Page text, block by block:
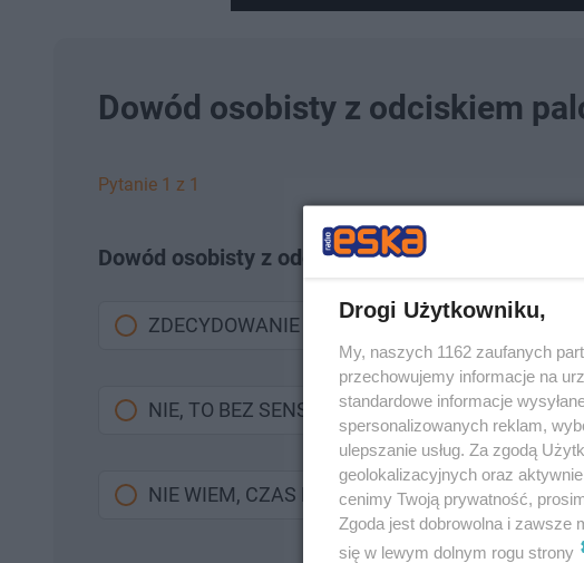
Dowód osobisty z odciskiem
Pytanie 1 z 1
Dowód osobisty z odciskiem palców - dobry
ZDECYDOWANIE TAK! POPRAWI TO
NIE, TO BEZ SENSU
NIE WIEM, CZAS POKAŻE
Drogi Użytkowniku,
My, naszych 1162 zaufanych
przechowujemy informacje na
standardowe informacje
spersonalizowanych reklam,
ulepszanie usług. Za zgodą
geolokalizacyjnych oraz
cenimy Twoją prywatność,
Zgoda jest dobrowolna i
się w lewym dolnym rogu strony